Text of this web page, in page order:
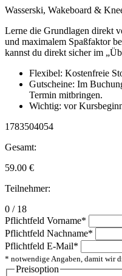
Wasserski, Wakeboard &
Lerne die Grundlagen direkt
und maximalem Spaßfaktor
kannst du direkt sicher im
Flexibel: Kostenfreie
Gutscheine: Im
Termin mitbringen.
Wichtig: vor
1783504054
Gesamt:
59.00 €
Teilnehmer:
0 / 18
Pflichtfeld Vorname*
Pflichtfeld Nachname*
Pflichtfeld E-Mail*
* notwendige Angaben, damit wir
Preisoption